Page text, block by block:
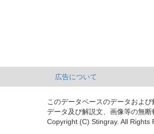
広告について
このデータベースのデータおよ
データ及び解説文、画像等の無断
Copyright (C) Stingray. All Rights